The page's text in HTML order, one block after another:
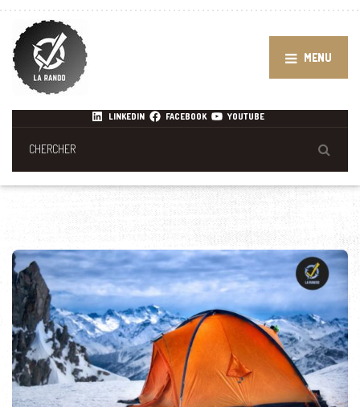
MENU
LINKEDIN FACEBOOK YOUTUBE